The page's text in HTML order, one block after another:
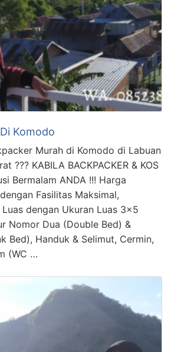
Komodo
Murah di Komodo di Labuan
??? KABILA BACKPACKER & KOS
Bermalam ANDA !!! Harga
Fasilitas Maksimal,
dengan Ukuran Luas 3×5
Nomor Dua (Double Bed) &
Bed), Handuk & Selimut, Cermin,
(WC …